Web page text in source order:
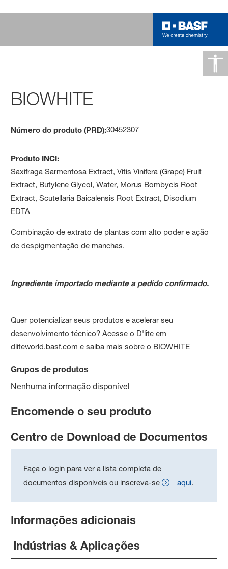
BIOWHITE
Número do produto (PRD):30452307
Produto INCI:
Saxifraga Sarmentosa Extract, Vitis Vinifera (Grape) Fruit
Extract, Butylene Glycol, Water, Morus Bombycis Root
Extract, Scutellaria Baicalensis Root Extract, Disodium
EDTA
Combinação de extrato de plantas com alto poder e ação
de despigmentação de manchas.
Ingrediente importado mediante a pedido confirmado.
Quer potencializar seus produtos e acelerar seu
desenvolvimento técnico? Acesse o D'lite em
dliteworld.basf.com e saiba mais sobre o BIOWHITE
Grupos de produtos
Nenhuma informação disponível
Encomende o seu produto
Centro de Download de Documentos
Faça o login para ver a lista completa de
documentos disponíveis ou inscreva-se
aqui.
Informações adicionais
Indústrias & Aplicações